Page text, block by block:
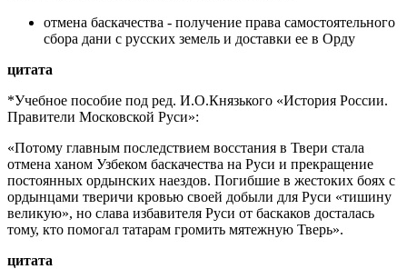
отмена баскачества - получение права самостоятельного
сбора дани с русских земель и доставки ее в Орду
цитата
*Учебное пособие под ред. И.О.Князького «История России.
Правители Московской Руси»:
«Потому главным последствием восстания в Твери стала
отмена ханом Узбеком баскачества на Руси и прекращение
постоянных ордынских наездов. Погибшие в жестоких боях с
ордынцами тверичи кровью своей добыли для Руси «тишину
великую», но слава избавителя Руси от баскаков досталась
тому, кто помогал татарам громить мятежную Тверь».
цитата